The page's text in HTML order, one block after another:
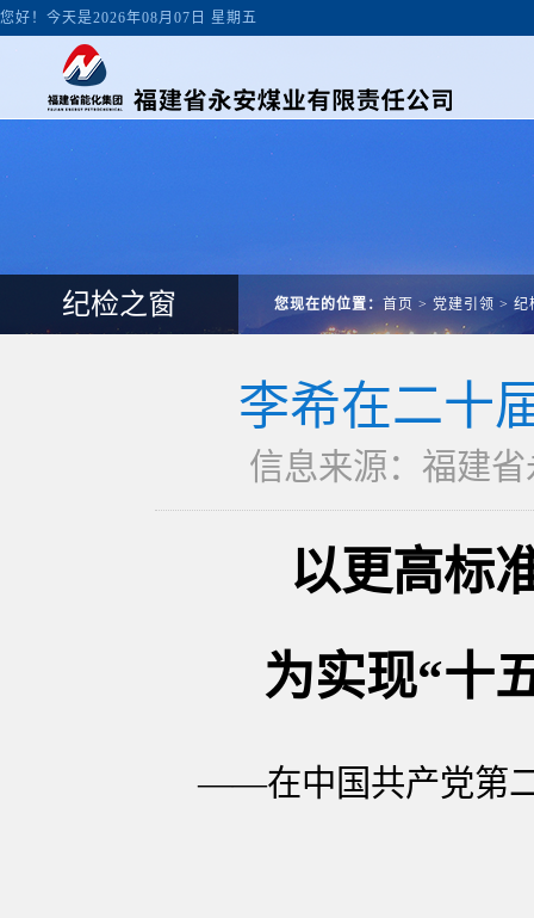
您好！今天是2026年08月07日 星期五
纪检之窗 您现在的位置： 首页 > 党建引领 > 纪
李希在二十
信息来源：福建
以更高标
为实现“十
——在中国共产党第